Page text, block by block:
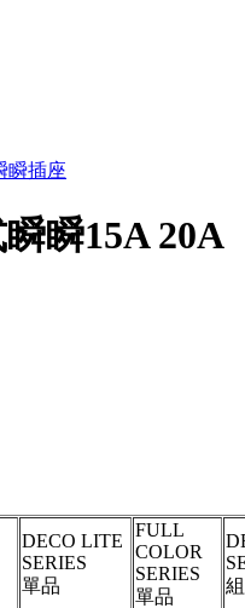
瞬插座
瞬15A 20A
DECO LITE
SERIES
單品
FULL
COLOR
SERIES
單品